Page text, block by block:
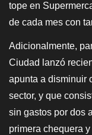
tope en
de cada mes con
Adicionalmente,
Ciudad lanzó
apunta a disminuir
sector, y que
sin gastos por dos
primera chequera